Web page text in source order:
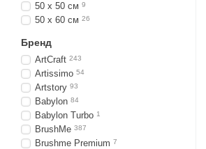
50 х 50 см 9
50 х 60 см 26
Бренд
ArtCraft 243
Artissimo 54
Artstory 93
Babylon 84
Babylon Turbo 1
BrushMe 387
Brushme Premium 7